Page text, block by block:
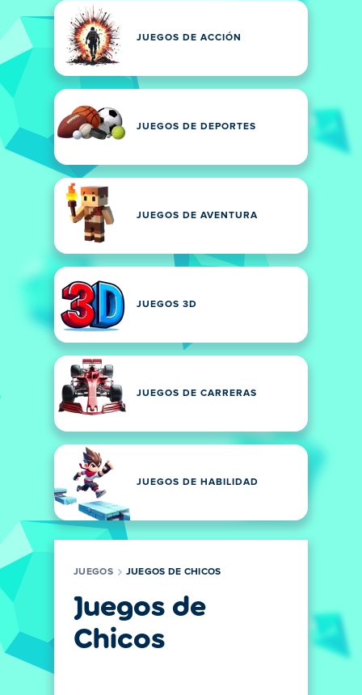
JUEGOS DE ACCIÓN
JUEGOS DE DEPORTES
JUEGOS DE AVENTURA
JUEGOS 3D
JUEGOS DE CARRERAS
JUEGOS DE HABILIDAD
JUEGOS JUEGOS DE CHICOS
Juegos de
Chicos